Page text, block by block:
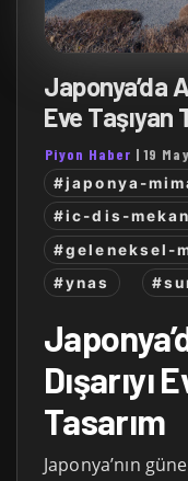
Japonya’da
Eve Taşıyan
Piyon Haber |19
#japonya-
#ic-dis-mekan
#geleneksel-
#ynas
Dışarıyı
Tasarım
Japonya’nın